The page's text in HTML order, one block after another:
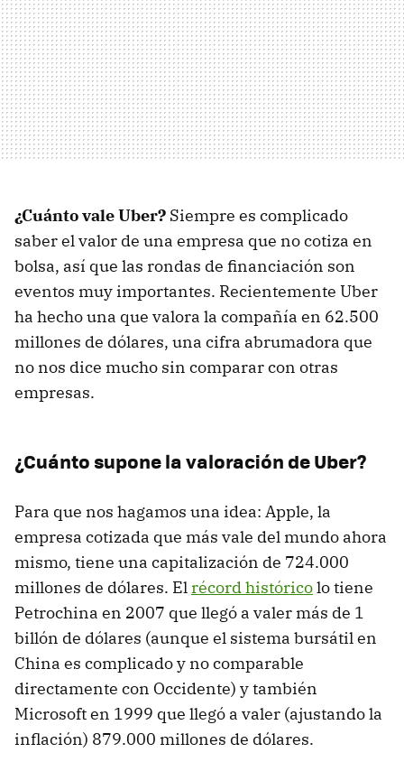
¿Cuánto vale Uber? Siempre es complicado
saber el valor de una empresa que no cotiza en
bolsa, así que las rondas de financiación son
eventos muy importantes. Recientemente Uber
ha hecho una que valora la compañía en 62.500
millones de dólares, una cifra abrumadora que
no nos dice mucho sin comparar con otras
empresas.
¿Cuánto supone la valoración de Uber?
Para que nos hagamos una idea: Apple, la
empresa cotizada que más vale del mundo ahora
mismo, tiene una capitalización de 724.000
millones de dólares. Elrécord históricolo tiene
Petrochina en 2007 que llegó a valer más de 1
billón de dólares (aunque el sistema bursátil en
China es complicado y no comparable
directamente con Occidente) y también
Microsoft en 1999 que llegó a valer (ajustando la
inflación) 879.000 millones de dólares.